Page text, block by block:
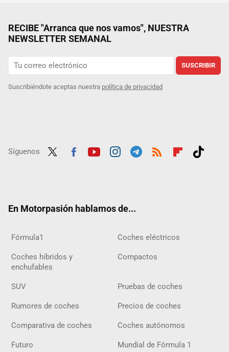
RECIBE "Arranca que nos vamos", NUESTRA
NEWSLETTER SEMANAL
SUSCRIBIR
Suscribiéndote aceptas nuestra política de privacidad
Síguenos
En Motorpasión hablamos de...
Fórmula1 Coches eléctricos
Coches híbridos y
enchufables
Compactos
SUV Pruebas de coches
Rumores de coches Precios de coches
Comparativa de coches Coches autónomos
Futuro Mundial de Fórmula 1